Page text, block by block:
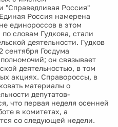
"Справедливая Россия"
Россия намерена
единороссов в этом
словам Гудкова, стали
деятельности. Гудков
сентября Госдума
он связывает
деятельностью, в том
акциях. Справороссы, в
материалы о
депутатов-
что первая неделя осенней
в комитетах, а
со следующей недели.